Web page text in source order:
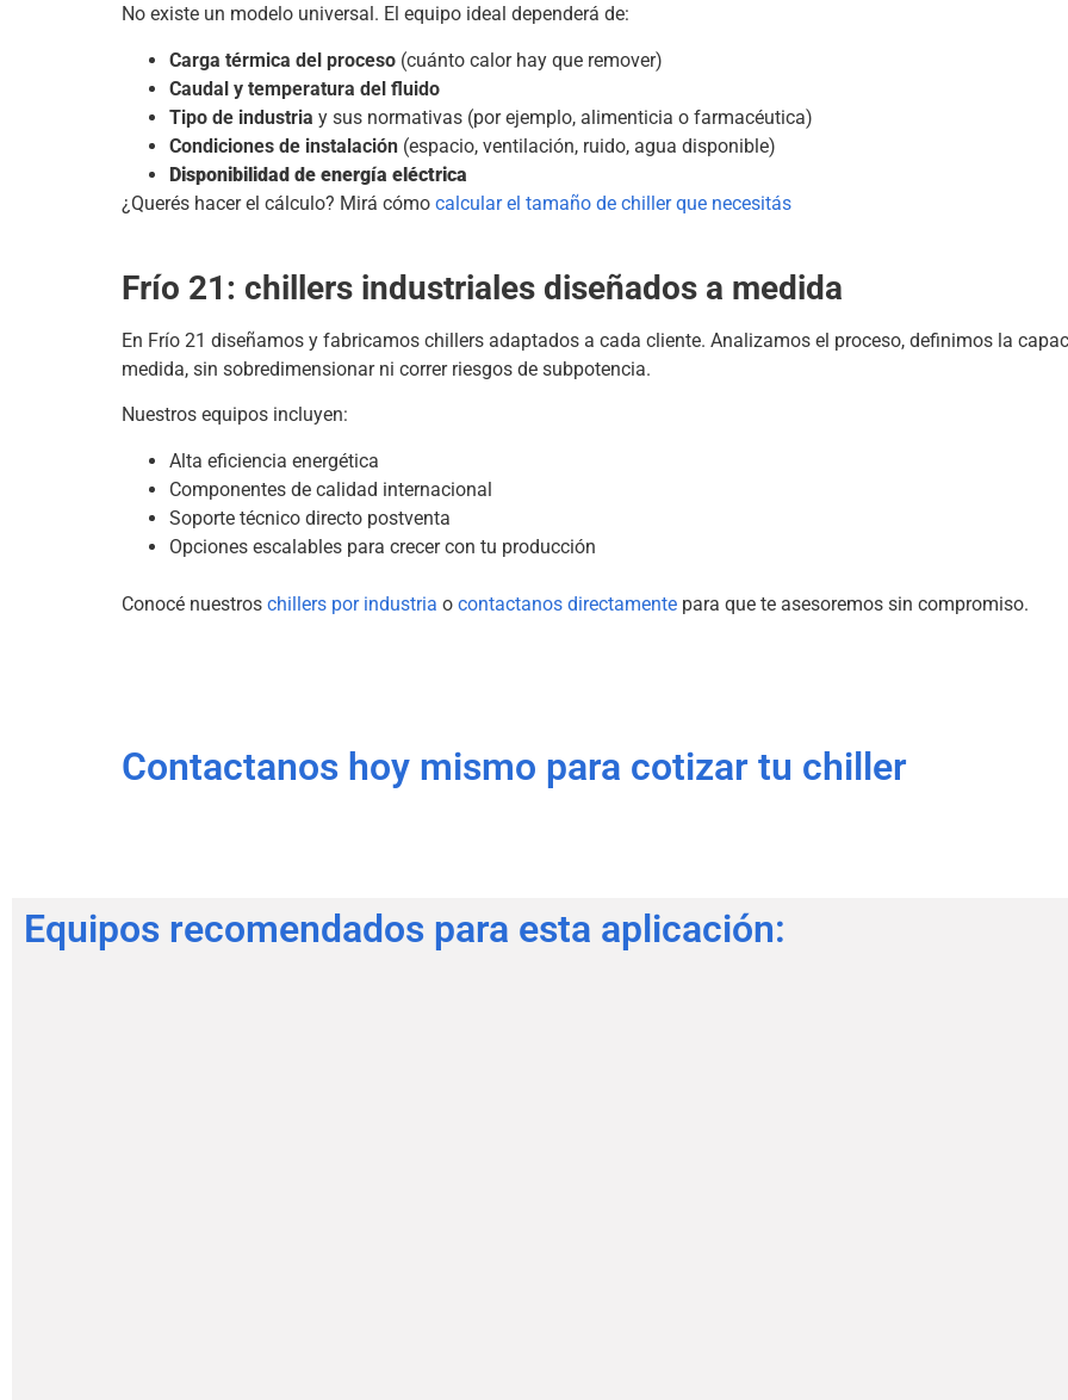
No existe un modelo universal. El equipo ideal dependerá de:
Carga térmica del proceso (cuánto calor hay que remover)
Caudal y temperatura del fluido
Tipo de industria y sus normativas (por ejemplo, alimenticia o farmacéutica)
Condiciones de instalación (espacio, ventilación, ruido, agua disponible)
Disponibilidad de energía eléctrica
¿Querés hacer el cálculo? Mirá cómo calcular el tamaño de chiller que necesitás
Frío 21: chillers industriales diseñados a medida
En Frío 21 diseñamos y fabricamos chillers adaptados a cada cliente. Analizamos el proceso, definimos la
medida, sin sobredimensionar ni correr riesgos de subpotencia.
Nuestros equipos incluyen:
Alta eficiencia energética
Componentes de calidad internacional
Soporte técnico directo postventa
Opciones escalables para crecer con tu producción
Conocé nuestros chillers por industria o contactanos directamente para que te asesoremos sin compromiso.
Contactanos hoy mismo para cotizar tu chiller
Equipos recomendados para esta aplicación: